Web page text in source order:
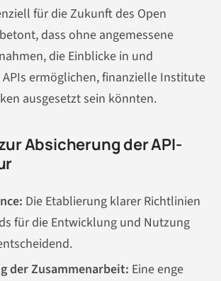
für die Zukunft des Open
dass ohne angemessene
die Einblicke in und
ermöglichen, finanzielle Institute
ausgesetzt sein könnten.
Absicherung der API-
Die Etablierung klarer Richtlinien
für die Entwicklung und Nutzung
der Zusammenarbeit: Eine enge